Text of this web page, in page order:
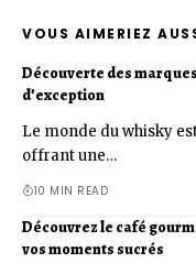
VOUS AIMERIEZ
Découverte des
d’exception
Le monde du whisky
offrant une…
10 MIN READ
Découvrez le café
vos moments sucrés